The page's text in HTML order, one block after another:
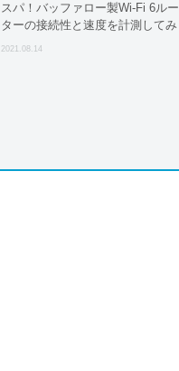
スパ！バッファロー製Wi-Fi 6ルー
ターの接続性と速度を計測してみ
た
2021.08.14